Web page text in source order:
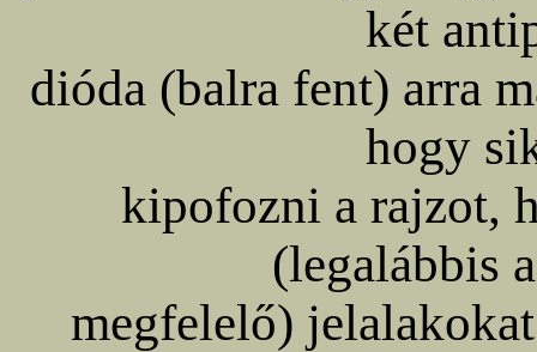
két
dióda (balra fent) arra
hogy
kipofozni a rajzot,
(legalábbis
megfelelő)